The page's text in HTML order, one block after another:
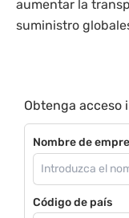
aumentar la
suministro
Obtenga acceso
Nombre de
Código de país